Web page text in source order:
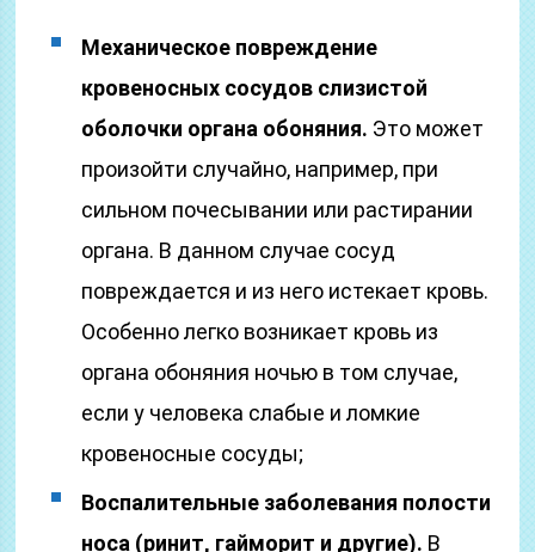
Механическое повреждение
кровеносных сосудов слизистой
оболочки органа обоняния. Это может
произойти случайно, например, при
сильном почесывании или растирании
органа. В данном случае сосуд
повреждается и из него истекает кровь.
Особенно легко возникает кровь из
органа обоняния ночью в том случае,
если у человека слабые и ломкие
кровеносные сосуды;
Воспалительные заболевания полости
носа (ринит, гайморит и другие). В